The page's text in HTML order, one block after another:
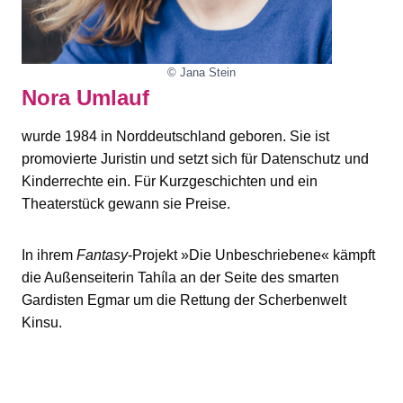
© Jana Stein
Nora Umlauf
wurde 1984 in Norddeutschland geboren. Sie ist
promovierte Juristin und setzt sich für Datenschutz und
Kinderrechte ein. Für Kurzgeschichten und ein
Theaterstück gewann sie Preise.
In ihrem Fantasy-Projekt »Die Unbeschriebene« kämpft
die Außenseiterin Tahíla an der Seite des smarten
Gardisten Egmar um die Rettung der Scherbenwelt
Kinsu.